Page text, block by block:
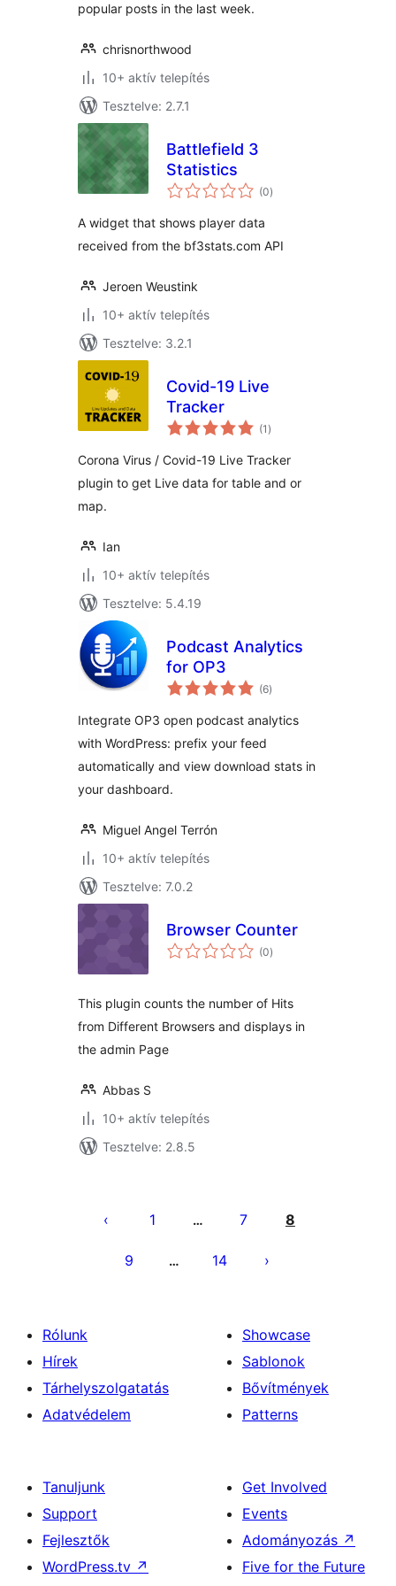
popular posts in the last week.
chrisnorthwood
10+ aktív telepítés
Tesztelve: 2.7.1
Battlefield 3
Statistics
(0értékelés
összesen
)
A widget that shows player data
received from the bf3stats.com API
Jeroen Weustink
10+ aktív telepítés
Tesztelve: 3.2.1
Covid-19 Live
Tracker
(1 értékelés
összesen
)
Corona Virus / Covid-19 Live Tracker
plugin to get Live data for table and or
map.
Ian
10+ aktív telepítés
Tesztelve: 5.4.19
Podcast Analytics
for OP3
(6értékelés
összesen
)
Integrate OP3 open podcast analytics
with WordPress: prefix your feed
automatically and view download stats in
your dashboard.
Miguel Angel Terrón
10+ aktív telepítés
Tesztelve: 7.0.2
Browser Counter
(0értékelés
összesen
)
This plugin counts the number of Hits
from Different Browsers and displays in
the admin Page
Abbas S
10+ aktív telepítés
Tesztelve: 2.8.5
lapozása
1 … 7 8
9 … 14
Rólunk
Hírek
Tárhelyszolgatatás
Adatvédelem
Showcase
Sablonok
Bővítmények
Patterns
Tanuljunk
Support
Fejlesztők
WordPress.tv ↗
Get Involved
Events
Adományozás ↗
Five for the Future